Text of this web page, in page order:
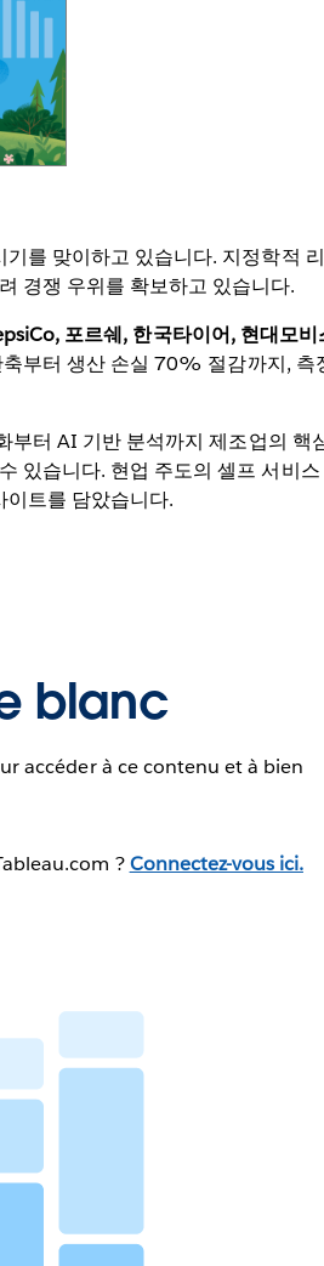
를 맞이하고 있습니다. 지정학적
경쟁 우위를 확보하고 있습니다.
포르쉐, 한국타이어, 현대모
부터 생산 손실 70% 절감까지, 측
부터 AI 기반 분석까지 제조업의
있습니다. 현업 주도의 셀프 서비
이트를 담았습니다.
blanc
accéder à ce contenu et à bien
?Connectez-vous ici.